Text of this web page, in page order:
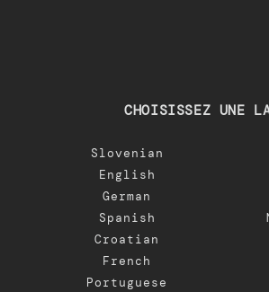
CHOISISSEZ UNE
Slovenian
English
German
Spanish
Croatian
French
Portuguese